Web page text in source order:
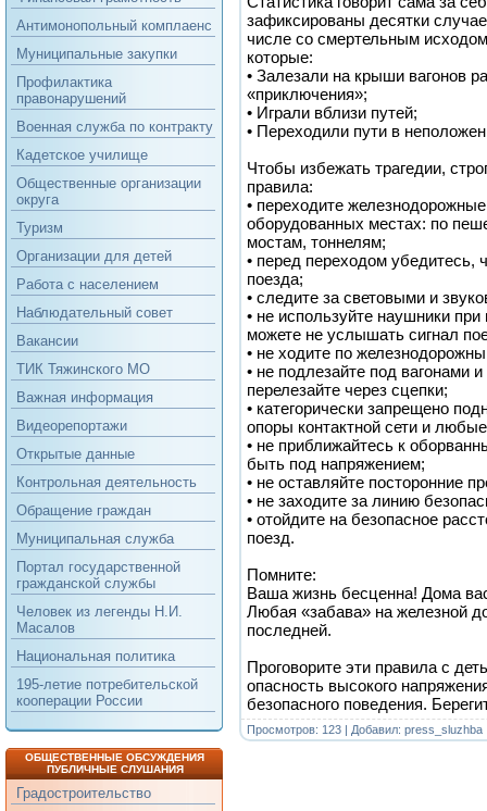
Антимонопольный комплаенс
Муниципальные закупки
Профилактика
правонарушений
Военная служба по контракту
Кадетское училище
Общественные организации
округа
Туризм
Организации для детей
Работа с населением
Наблюдательный совет
Вакансии
ТИК Тяжинского МО
Важная информация
Видеорепортажи
Открытые данные
Контрольная деятельность
Обращение граждан
Муниципальная служба
Портал государственной
гражданской службы
Человек из легенды Н.И.
Масалов
Национальная политика
195-летие потребительской
кооперации России
ОБЩЕСТВЕННЫЕ ОБСУЖДЕНИЯ
ПУБЛИЧНЫЕ СЛУШАНИЯ
Градостроительство
зафиксированы десятки
числе со смертельным
которые:
• Залезали на крыши вагонов
«приключения»;
• Играли вблизи путей;
• Переходили пути в
Чтобы избежать трагедии,
правила:
• переходите
оборудованных местах: по
мостам, тоннелям;
• перед переходом убедитесь,
поезда;
• следите за световыми и
• не используйте наушники
можете не услышать сигнал
• не ходите по
• не подлезайте под вагонами
перелезайте через сцепки;
• категорически запрещено
опоры контактной сети и
• не приближайтесь к
быть под напряжением;
• не оставляйте посторонние
• не заходите за линию
• отойдите на безопасное
поезд.
Помните:
Ваша жизнь бесценна! Дома
Любая «забава» на железной
последней.
Проговорите эти правила с
опасность высокого
безопасного поведения.
Просмотров: 123 | Добавил: press_sluzhba